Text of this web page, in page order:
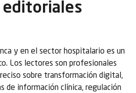
editoriales
y en el sector hospitalario es un
Los lectores son profesionales
sobre transformación digital,
de información clínica, regulación